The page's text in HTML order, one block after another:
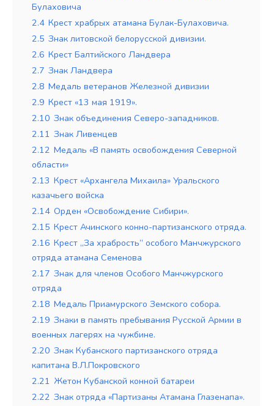
Булаховича
2.4 Крест храбрых атамана Булак-Булаховича.
2.5 Знак литовской белорусской дивизии.
2.6 Крест Балтийского Ландвера
2.7 Знак Ландвера
2.8 Медаль ветеранов Железной дивизии
2.9 Крест «13 мая 1919».
2.10 Знак объединения Северо-западников.
2.11 Знак Ливенцев
2.12 Медаль «В память освобождения Северной
области»
2.13 Крест «Архангела Михаила» Уральского
казачьего войска
2.14 Орден «Освобождение Сибири».
2.15 Крест Ачинского конно-партизанского отряда.
2.16 Крест „За храбрость” особого Манчжурского
отряда атамана Семенова
2.17 Знак для членов Особого Манчжурского
отряда
2.18 Медаль Приамурского Земского собора.
2.19 Знаки в память пребывания Русской Армии в
военных лагерях на чужбине.
2.20 Знак Кубанского партизанского отряда
капитана В.Л.Покровского
2.21 Жетон Кубанской конной батареи
2.22 Знак отряда «Партизаны Атамана Глазенапа».